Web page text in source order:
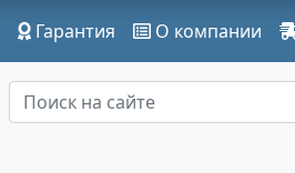
Гарантия О компании